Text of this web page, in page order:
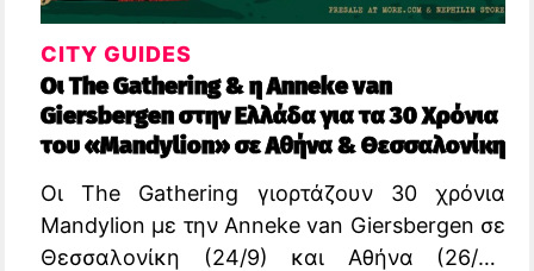
CITY GUIDES
Οι The Gathering & η Anneke van
Giersbergen στην Ελλάδα για τα 30 Χρόνια
του «Mandylion» σε Αθήνα & Θεσσαλονίκη
Οι The Gathering γιορτάζουν 30 χρόνια
Mandylion με την Anneke van Giersbergen σε
Θεσσαλονίκη (24/9) και Αθήνα (26/9).